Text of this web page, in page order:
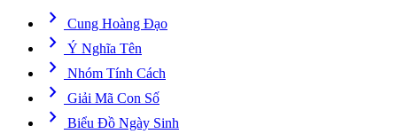
chevron_right Cung Hoàng Đạo
chevron_right Ý Nghĩa Tên
chevron_right Nhóm Tính Cách
chevron_right Giải Mã Con Số
chevron_right Biểu Đồ Ngày Sinh